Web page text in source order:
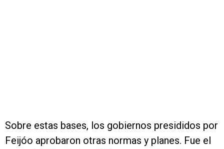
Sobre estas bases, los gobiernos presididos por
Feijóo aprobaron otras normas y planes. Fue el